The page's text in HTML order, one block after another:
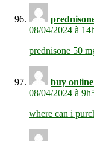
08/04/2024 à
prednisone 50
buy
08/04/2024 à
where can i